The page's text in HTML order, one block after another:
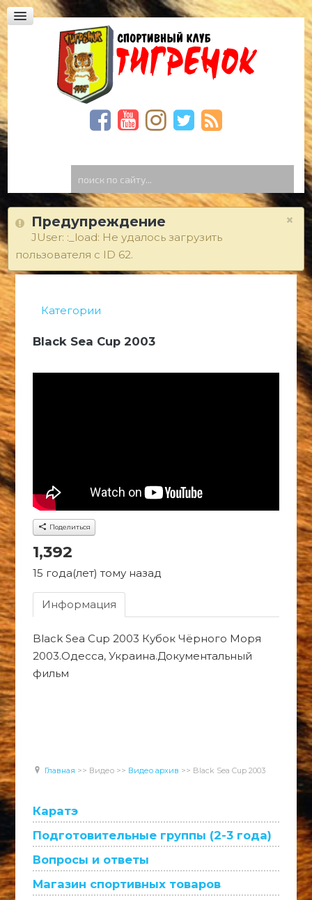
сайту...
Юридическая академия, Фонтанская дорога,
Богдана Хмельницкого,59
Спиридоновская, 23. Школа «Престиж»
Видео архив
КОНТАКТЫ ×
Предупреждение
JUser: :_load: Не удалось загрузить
пользователя с ID 62.
Категории
Black Sea Cup 2003
Поделиться
1,392
15 года(лет) тому назад
Информация
Black Sea Cup 2003 Кубок Чёрного Моря
2003.Одесса, Украина.Документальный
фильм
Главная >> Видео >> Видео архив >> Black Sea Cup 2003
Каратэ
Подготовительные группы (2-3 года)
Вопросы и ответы
Магазин спортивных товаров